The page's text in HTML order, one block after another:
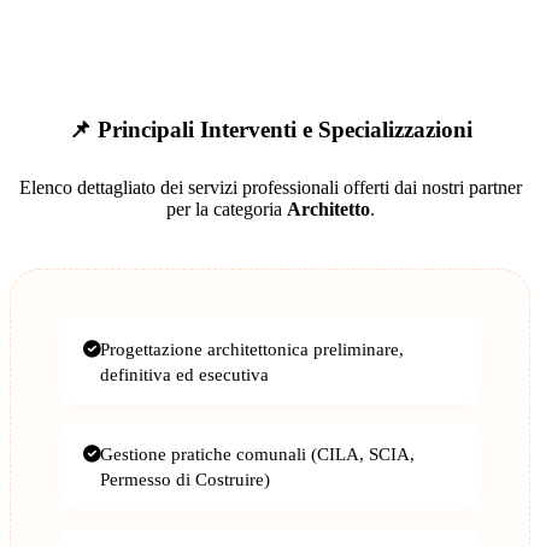
📌 Principali Interventi e Specializzazioni
Elenco dettagliato dei servizi professionali offerti dai nostri partner
per la categoria Architetto.
Progettazione architettonica preliminare,
definitiva ed esecutiva
Gestione pratiche comunali (CILA, SCIA,
Permesso di Costruire)